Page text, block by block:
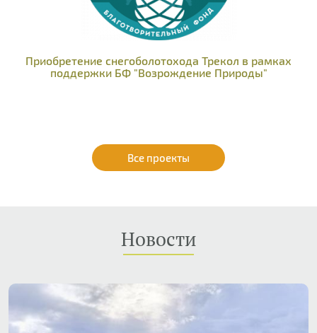
Приобретение снегоболотохода Трекол в рамках
поддержки БФ "Возрождение Природы"
Все проекты
Новости